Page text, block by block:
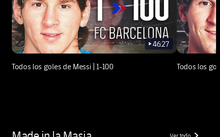
play-new
46:27
Todos los goles de Messi | 1-100 Todos los
Ver todo